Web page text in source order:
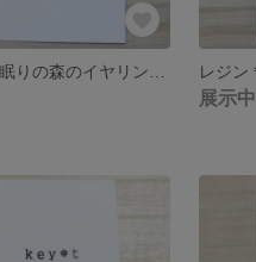
展示中